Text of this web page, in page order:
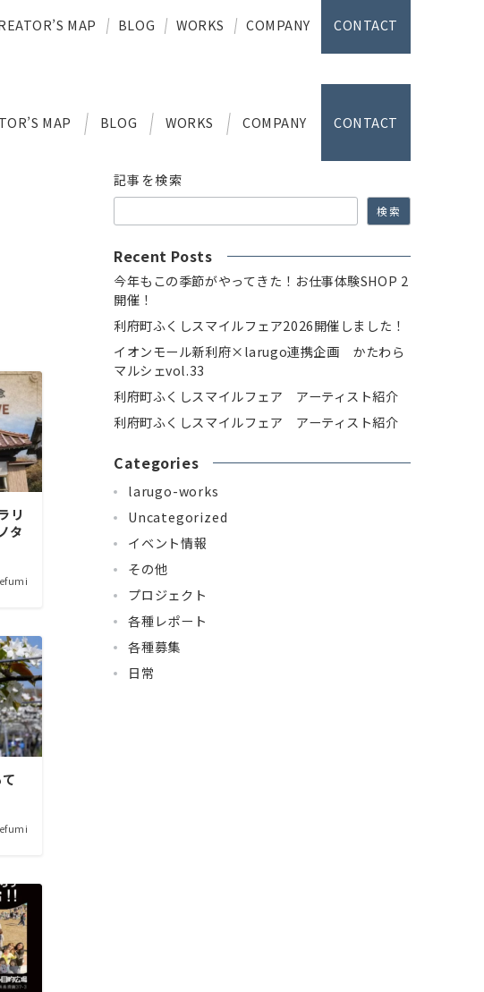
MAP BLOG WORKS COMPANY CONTACT
MAP BLOG WORKS COMPANY CONTACT
リ
タ
記事を検索
検索
Recent Posts
今年もこの季節がやってきた！お仕事体験SHOP 2
開催！
利府町ふくしスマイルフェア2026開催しました！
イオンモール新利府×larugo連携企画 かたわら
マルシェvol.33
利府町ふくしスマイルフェア アーティスト紹介
利府町ふくしスマイルフェア アーティスト紹介
Categories
larugo-works
Uncategorized
イベント情報
その他
プロジェクト
各種レポート
各種募集
日常